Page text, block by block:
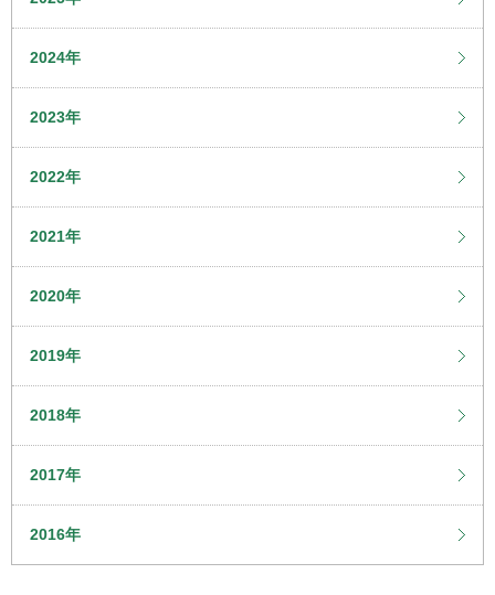
2024年
2023年
2022年
2021年
2020年
2019年
2018年
2017年
2016年